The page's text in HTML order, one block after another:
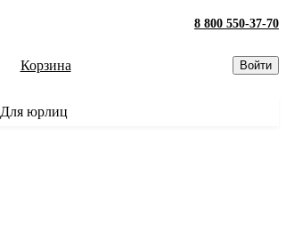
8 800 550-37-70
Корзина Войти
Для юрлиц